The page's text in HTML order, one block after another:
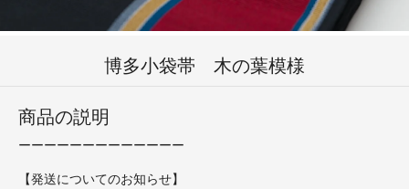
博多小袋帯 木の葉模様
商品の説明
ーーーーーーーーーーーーー
【発送についてのお知らせ】